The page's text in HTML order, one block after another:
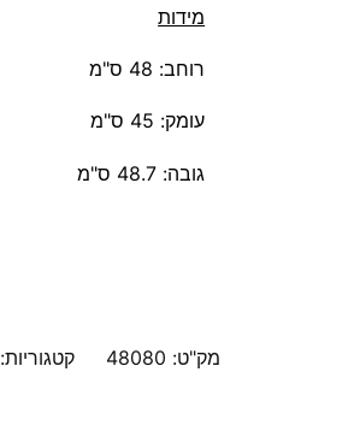
מידות
רוחב: 48 ס"מ
עומק: 45 ס"מ
גובה: 48.7 ס"מ
מק"ט: 48080 קטגוריות: